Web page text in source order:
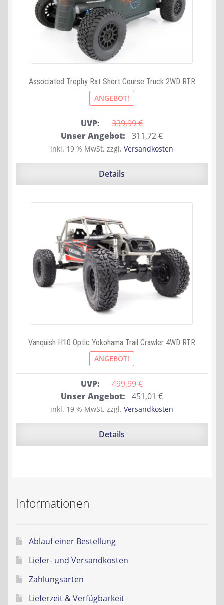
Associated Trophy Rat Short Course Truck 2WD RTR
ANGEBOT!
UVP: 339,99 €
Ursprünglicher
Preis
war:
Unser Angebot: 311,72€Aktueller
Preis
ist:
inkl. 19 % MwSt. zzgl. Versandkosten
Details
Vanquish H10 Optic Yokohama Trail Crawler 4WD RTR
ANGEBOT!
UVP: 499,99 €
Ursprünglicher
Preis
war:
Unser Angebot: 451,01€Aktueller
Preis
ist:
inkl. 19 % MwSt. zzgl. Versandkosten
Details
Informationen
Ablauf einer Bestellung
Liefer- und Versandkosten
Zahlungsarten
Lieferzeit & Verfügbarkeit